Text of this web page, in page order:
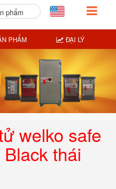
welko safe
thái
phẩm
PHẨM ĐẠI LÝ